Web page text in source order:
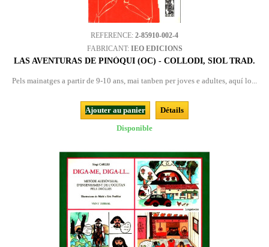
REFERENCE: 2-85910-002-4
FABRICANT: IEO EDICIONS
LAS AVENTURAS DE PINÒQUI (OC) - COLLODI, SIOL TRAD.
Pels mainatges a partir de 9-10 ans, mai tanben per joves e adultes, aquí lo...
Ajouter au panier
Détails
Disponible